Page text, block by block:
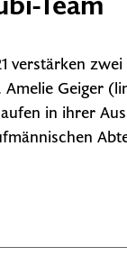
verstärken
Amelie Geiger
in ihrer